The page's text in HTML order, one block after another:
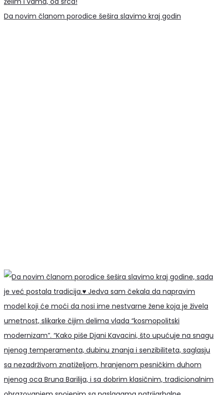
Da novim članom porodice šešira slavimo kraj godin